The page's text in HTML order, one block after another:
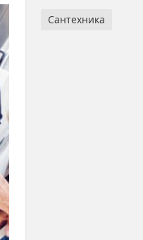
Сантехника